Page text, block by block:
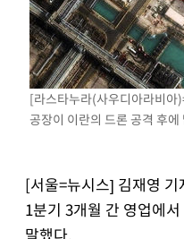
[속보]코스닥, 2.86포인트(0.36%)
[속보]코스피, 6200선 약보합
[속보]원·달러 환율, 7.7원 내린
[속보] 노원서 40.1도 관측…서울,
[속보]종합특검, '계엄 수용공간 확
[속보]규제합리화위원회 부위원장
[라스타누라(사우디아라비아
공장이 이란의 드론 공격 후
[서울=뉴시스] 김재영
1분기 3개월 간 영업에
말했다.